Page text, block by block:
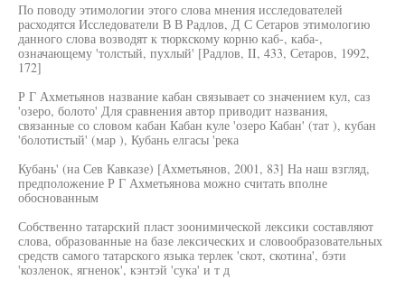
По поводу этимологии этого слова мнения исследователей
расходятся Исследователи В В Радлов, Д С Сетаров этимологию
данного слова возводят к тюркскому корню каб-, каба-,
означающему 'толстый, пухлый' [Радлов, II, 433, Сетаров, 1992,
172]
Р Г Ахметьянов название кабан связывает со значением кул, саз
'озеро, болото' Для сравнения автор приводит названия,
связанные со словом кабан Кабан куле 'озеро Кабан' (тат ), кубан
'болотистый' (мар ), Кубань елгасы 'река
Кубань' (на Сев Кавказе) [Ахметьянов, 2001, 83] На наш взгляд,
предположение Р Г Ахметьянова можно считать вполне
обоснованным
Собственно татарский пласт зоонимической лексики составляют
слова, образованные на базе лексических и словообразовательных
средств самого татарского языка терлек 'скот, скотина', бэти
'козленок, ягненок', кэнтэй 'сука' и т д